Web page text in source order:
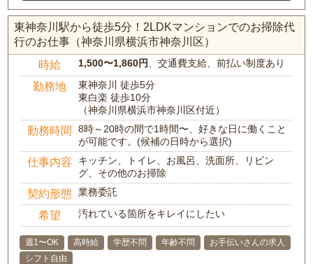
東神奈川駅から徒歩5分！2LDKマンションでのお掃除代
行のお仕事（神奈川県横浜市神奈川区）
時給 1,500〜1,860円 、交通費支給、前払い制度あり
勤務地
東神奈川 徒歩5分
東白楽 徒歩10分
（神奈川県横浜市神奈川区付近）
勤務時間
8時～20時の間で1時間〜、好きな日に働くこと
が可能です。(候補の日時から選択)
仕事内容
キッチン、トイレ、お風呂、洗面所、リビン
グ、その他のお掃除
契約形態 業務委託
希望 汚れている箇所をキレイにしたい
週1〜OK 高時給 学歴不問 年齢不問
お手伝いさんの求人
シフト自由